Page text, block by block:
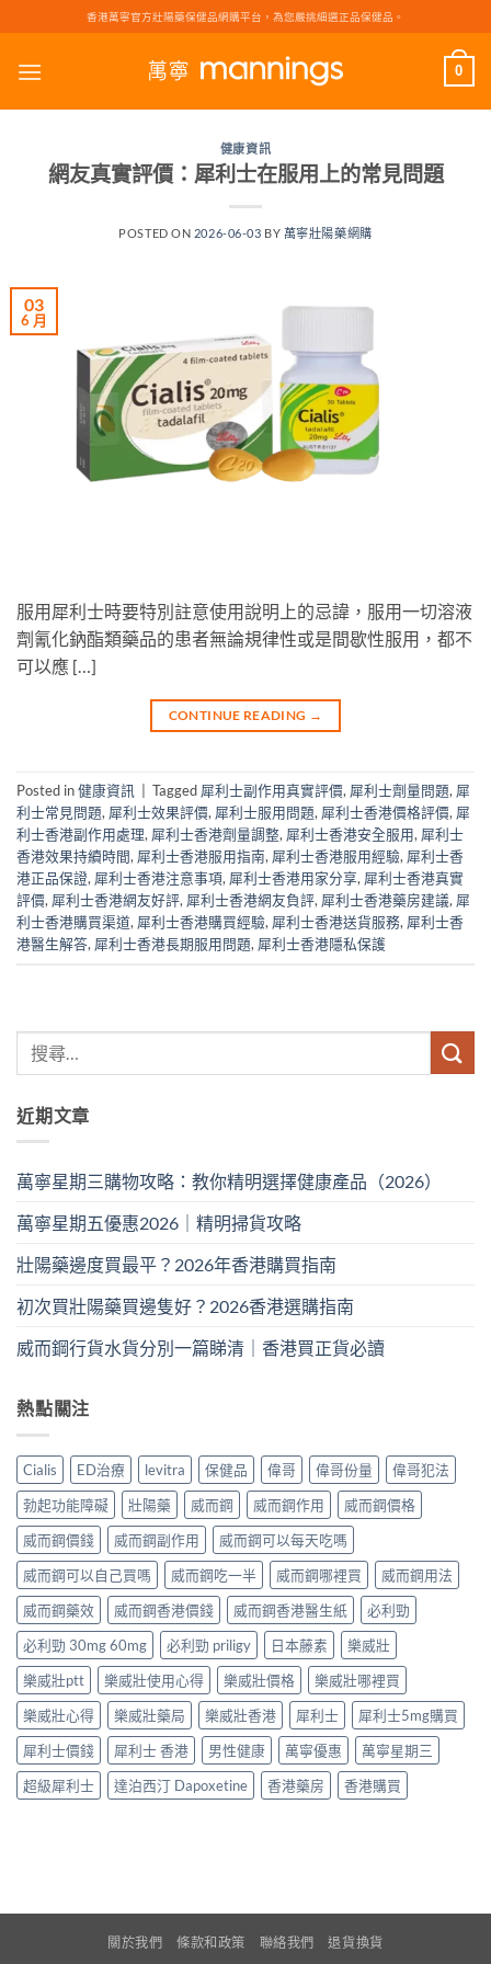
to
content
香港萬寧官方壯陽藥保健品網購平台，為您嚴挑細選正品保健品。
0
健康資訊
網友真實評價：犀利士在服用上的常見問題
POSTED ON 2026-06-03 BY 萬寧壯陽藥網購
03
6 月
服用犀利士時要特別註意使用說明上的忌諱，服用一切溶液
劑氰化鈉酯類藥品的患者無論規律性或是間歇性服用，都不
可以應 […]
CONTINUE READING →
Posted in健康資訊 Tagged 犀利士副作用真實評價, 犀利士劑量問題, 犀
利士常見問題, 犀利士效果評價, 犀利士服用問題, 犀利士香港價格評價, 犀
利士香港副作用處理, 犀利士香港劑量調整, 犀利士香港安全服用, 犀利士
香港效果持續時間, 犀利士香港服用指南, 犀利士香港服用經驗, 犀利士香
港正品保證, 犀利士香港注意事項, 犀利士香港用家分享, 犀利士香港真實
評價, 犀利士香港網友好評, 犀利士香港網友負評, 犀利士香港藥房建議, 犀
利士香港購買渠道, 犀利士香港購買經驗, 犀利士香港送貨服務, 犀利士香
港醫生解答, 犀利士香港長期服用問題, 犀利士香港隱私保護
近期文章
萬寧星期三購物攻略：教你精明選擇健康產品（2026）
萬寧星期五優惠2026｜精明掃貨攻略
壯陽藥邊度買最平？2026年香港購買指南
初次買壯陽藥買邊隻好？2026香港選購指南
威而鋼行貨水貨分別一篇睇清｜香港買正貨必讀
熱點關注
Cialis ED治療 levitra 保健品 偉哥 偉哥份量
偉哥犯法
勃起功能障礙
壯陽藥 威而鋼 威而鋼作用
威而鋼價格
威而鋼價錢
威而鋼副作用
威而鋼可以每天吃嗎
威而鋼可以自己買嗎
威而鋼吃一半 威而鋼哪裡買
威而鋼用法
威而鋼藥效
威而鋼香港價錢 威而鋼香港醫生紙
必利勁
必利勁 30mg 60mg
必利勁 priligy 日本藤素
樂威壯
樂威壯ptt
樂威壯使用心得 樂威壯價格
樂威壯哪裡買
樂威壯心得
樂威壯藥局 樂威壯香港 犀利士
犀利士5mg購買
犀利士價錢
犀利士 香港 男性健康 萬寧優惠
萬寧星期三
超級犀利士
達泊西汀 Dapoxetine 香港藥房 香港購買
關於我們 條款和政策 聯絡我們 退貨換貨